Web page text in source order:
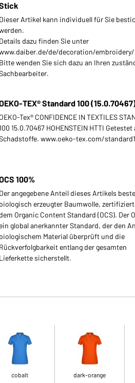
Dieser Artikel kann individuell für Sie
Details dazu finden Sie unter
de/decoration/embroidery/
Bitte wenden Sie sich dazu an Ihren
TEX® Standard 100
OEKO-Tex® CONFIDENCE IN TEXTILES
15.0.70467 HOHENSTEIN HTTI Getestet
www.oeko-tex.com/
100%
Der angegebene Anteil dieses Artikels
biologisch erzeugter Baumwolle,
dem Organic Content Standard (OCS). Der
ein global anerkannter Standard, der den
biologischem Material überprüft und die
Rückverfolgbarkeit entlang der gesamten
Lieferkette sicherstellt.
cobalt dark-orange